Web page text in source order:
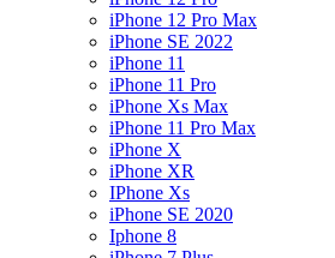
iPhone 12 Pro Max
iPhone SE 2022
iPhone 11
iPhone 11 Pro
iPhone Xs Max
iPhone 11 Pro Max
iPhone X
iPhone XR
IPhone Xs
iPhone SE 2020
Iphone 8